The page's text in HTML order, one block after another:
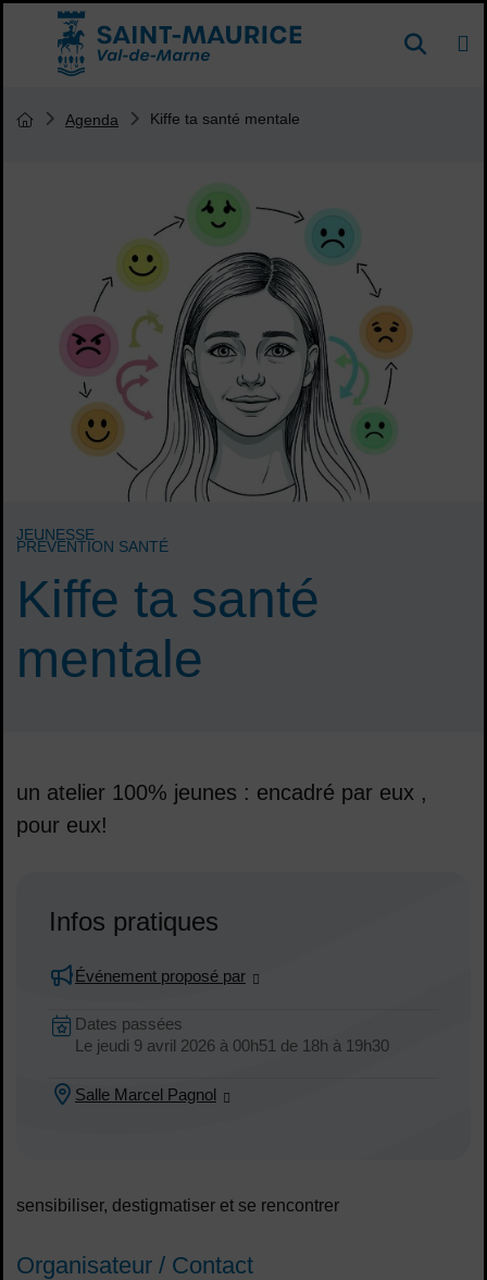
Menu de raccourcis
Accueil ville de Saint-Maurice DE
Kiffe ta santé
mentale
JEUNESSE
PRÉVENTION SANTÉ
Vous êtes ici :
Page d'accueil du site
Agenda Kiffe ta santé mentale
un atelier 100% jeunes : encadré par eux ,
pour eux!
Infos pratiques
Événement proposé par
Dates :
Dates en cours
Dates passées
Le jeudi 9 avril 2026 à 00h51 de 18h à 19h30
Lieu :
Salle Marcel Pagnol
sensibiliser, destigmatiser et se rencontrer
Organisateur / Contact